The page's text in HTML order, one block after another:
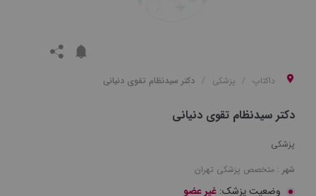
داکتاپ پزشکی دکتر سیدنظام تقوی دنیانی
دکتر سیدنظام تقوی دنیانی
پزشکی
شهر : متخصص پزشکی تهران
وضعیت پزشک: غیر عضو